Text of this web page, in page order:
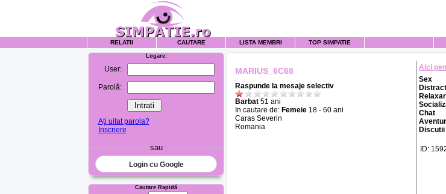
RELATII CAUTARE LISTA MEMBRI TOP SIMPATIE
Logare:
User:
Parolă:
Aţi uitat parola?
Inscriere
sau
Login cu Google
Cautare Rapidă
MARIUS_6C68
Raspunde la mesaje selectiv
Barbat 51 ani
In cautare de: Femeie 18 - 60 ani
Caras Severin
Romania
Aici
Sex
Chat
ID: